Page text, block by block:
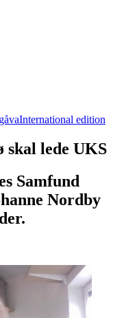
International edition
skal lede UKS
Samfund
Nordby